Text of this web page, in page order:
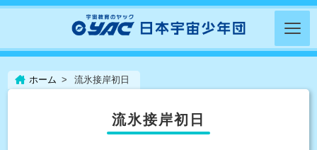
ホーム 流氷接岸初日
流氷接岸初日